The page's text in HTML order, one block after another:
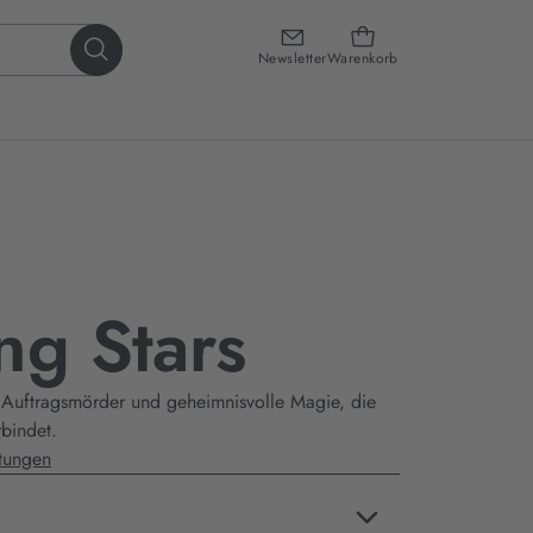
NewsletterWarenkorb
Stars
und geheimnisvolle Magie, die